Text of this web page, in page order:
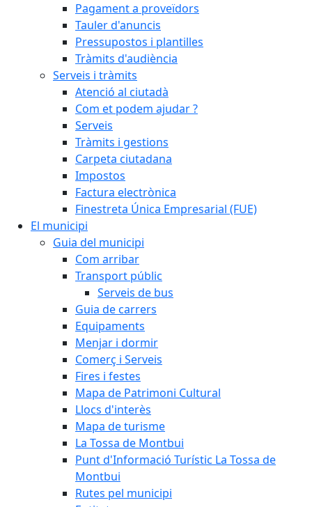
Pagament a proveïdors
Tauler d'anuncis
Pressupostos i plantilles
Tràmits d'audiència
Serveis i tràmits
Atenció al ciutadà
Com et podem ajudar ?
Serveis
Tràmits i gestions
Carpeta ciutadana
Impostos
Factura electrònica
Finestreta Única Empresarial (FUE)
El municipi
Guia del municipi
Com arribar
Transport públic
Serveis de bus
Guia de carrers
Equipaments
Menjar i dormir
Comerç i Serveis
Fires i festes
Mapa de Patrimoni Cultural
Llocs d'interès
Mapa de turisme
La Tossa de Montbui
Punt d'Informació Turístic La Tossa de
Montbui
Rutes pel municipi